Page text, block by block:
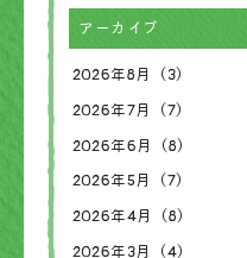
アーカイブ
2026年8月（3）
2026年7月（7）
2026年6月（8）
2026年5月（7）
2026年4月（8）
2026年3月（4）